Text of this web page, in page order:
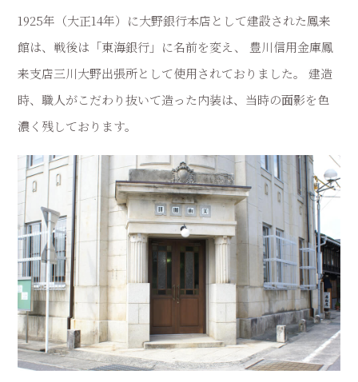
1925年（大正14年）に大野銀行本店として建設された鳳来
館は、戦後は「東海銀行」に名前を変え、
豊川信用金庫鳳
来支店三川大野出張所として使用されておりました。
建造
時、職人がこだわり抜いて造った内装は、当時の面影を色
濃く残しております。